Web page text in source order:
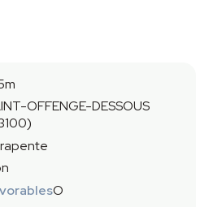
OFFENGE-DESSOUS
O